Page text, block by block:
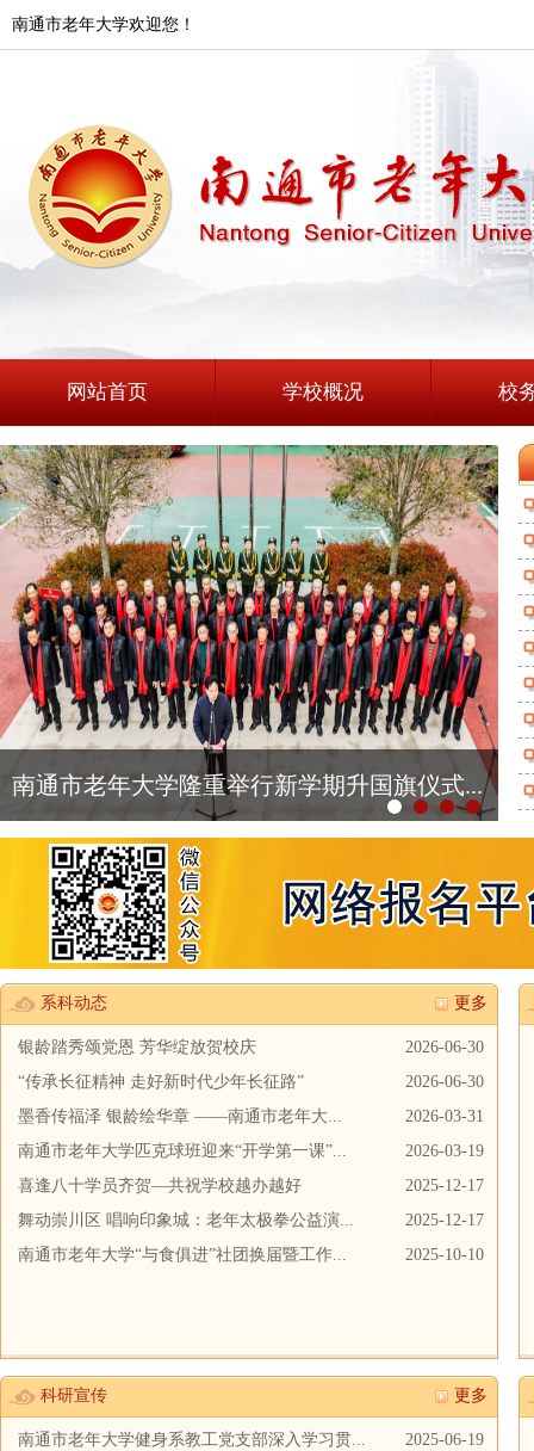
南通市老年大学欢迎您！
网站首页 学校概况 校
南通市老年大学隆重举行新学期升国旗仪式...
系科动态 更多
银龄踏秀颂党恩 芳华绽放贺校庆
2026-06-30
“传承长征精神 走好新时代少年长征路”
2026-06-30
墨香传福泽 银龄绘华章 ——南通市老年大...
2026-03-31
南通市老年大学匹克球班迎来“开学第一课”...
2026-03-19
喜逢八十学员齐贺—共祝学校越办越好
2025-12-17
舞动崇川区 唱响印象城：老年太极拳公益演...
2025-12-17
南通市老年大学“与食俱进”社团换届暨工作...
2025-10-10
科研宣传 更多
南通市老年大学健身系教工党支部深入学习贯...
2025-06-19